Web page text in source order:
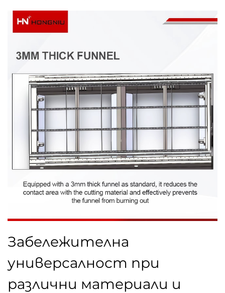
Забележителна
универсалност при
различни материали и